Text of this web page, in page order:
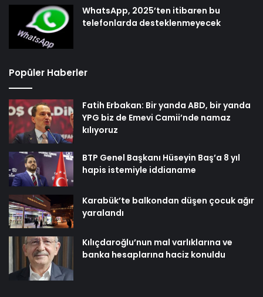
WhatsApp, 2025’ten itibaren bu
telefonlarda desteklenmeyecek
Popüler Haberler
Fatih Erbakan: Bir yanda ABD, bir yanda
YPG biz de Emevi Camii’nde namaz
kılıyoruz
BTP Genel Başkanı Hüseyin Baş’a 8 yıl
hapis istemiyle iddianame
Karabük’te balkondan düşen çocuk ağır
yaralandı
Kılıçdaroğlu’nun mal varlıklarına ve
banka hesaplarına haciz konuldu